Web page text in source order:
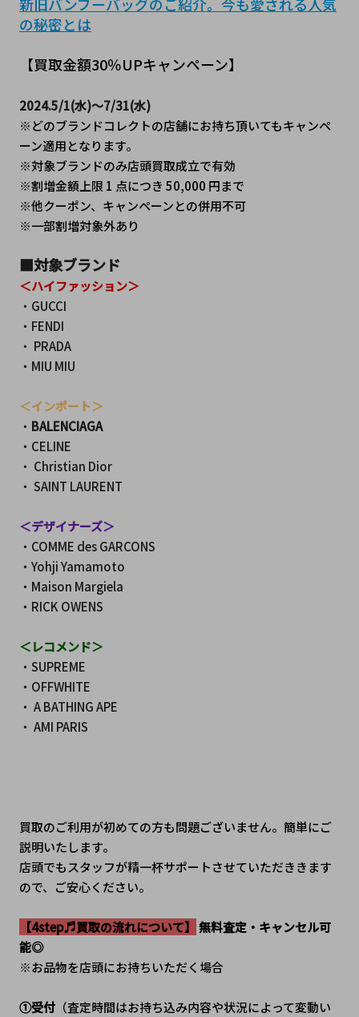
の秘密とは
【買取金額30％UPキャンペーン】
2024.5/1(水)～7/31(水)
※どのブランドコレクトの店舗にお持ち頂いてもキャンペ
ーン適用となります。
※対象ブランドのみ店頭買取成立で有効
※割増金額上限 1 点につき 50,000 円まで
※他クーポン、キャンペーンとの併用不可
※一部割増対象外あり
■対象ブランド
＜ハイファッション＞
・GUCCI
・FENDI
・ PRADA
・MIU MIU
＜インポート＞
・ BALENCIAGA
・CELINE
・ Christian Dior
・ SAINT LAURENT
＜デザイナーズ＞
・COMME des GARCONS
・Yohji Yamamoto
・Maison Margiela
・RICK OWENS
＜レコメンド＞
・SUPREME
・OFFWHITE
・ A BATHING APE
・ AMI PARIS
買取のご利用が初めての方も問題ございません。簡単にご
説明いたします。
﻿店頭でもスタッフが精一杯サポートさせていただききます
ので、ご安心ください。
【4step♬買取の流れについて】 無料査定・キャンセル可
能◎
※お品物を店頭にお持ちいただく場合
①受付（査定時間はお持ち込み内容や状況によって変動い